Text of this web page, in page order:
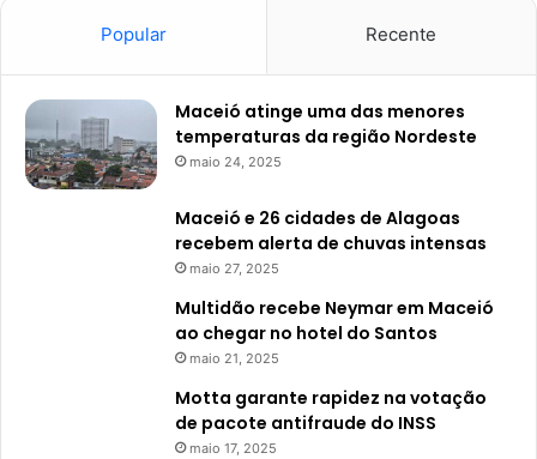
Popular Recente
Maceió atinge uma das menores
temperaturas da região Nordeste
maio 24, 2025
Maceió e 26 cidades de Alagoas
recebem alerta de chuvas intensas
maio 27, 2025
Multidão recebe Neymar em Maceió
ao chegar no hotel do Santos
maio 21, 2025
Motta garante rapidez na votação
de pacote antifraude do INSS
maio 17, 2025